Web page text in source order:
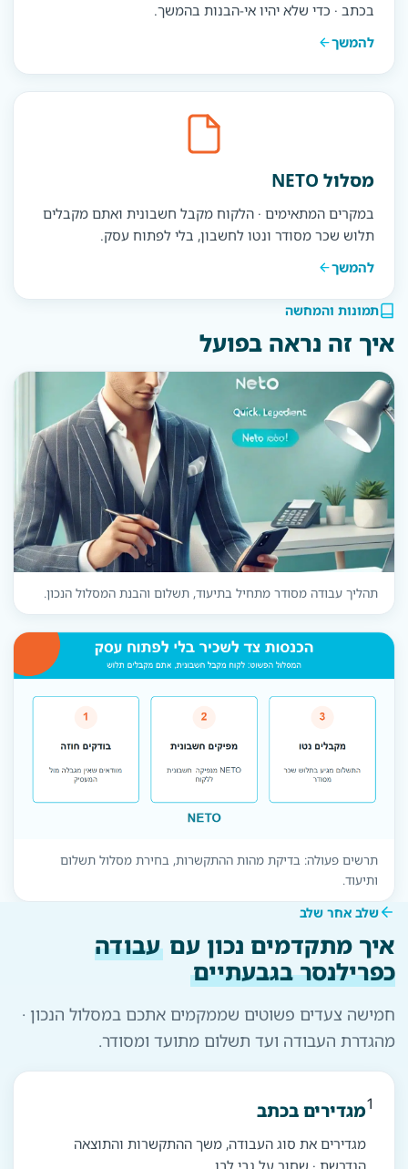
בכתב · כדי שלא יהיו אי-הבנות בהמשך.
להמשך
מסלול NETO
במקרים המתאימים · הלקוח מקבל חשבונית ואתם מקבלים
תלוש שכר מסודר ונטו לחשבון, בלי לפתוח עסק.
להמשך
תמונות והמחשה
איך זה נראה בפועל
תהליך עבודה מסודר מתחיל בתיעוד, תשלום והבנת המסלול הנכון.
תרשים פעולה: בדיקת מהות ההתקשרות, בחירת מסלול תשלום
ותיעוד.
שלב אחר שלב
איך מתקדמים נכון עם עבודה
כפרילנסר בגבעתיים
חמישה צעדים פשוטים שממקמים אתכם במסלול הנכון ·
מהגדרת העבודה ועד תשלום מתועד ומסודר.
1מגדירים בכתב
מגדירים את סוג העבודה, משך ההתקשרות והתוצאה
הנדרשת · שחור על גבי לבן.